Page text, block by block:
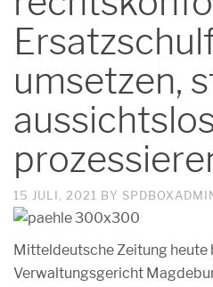
umsetzen,
15 JULI, 2021 BY
Mitteldeutsche Zeitung heute
Verwaltungsgericht